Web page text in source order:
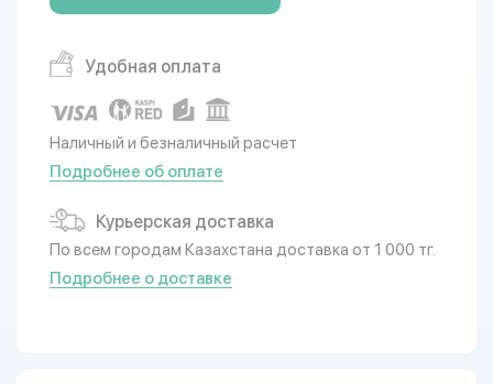
Удобная оплата
Наличный и безналичный расчет
Подробнее об оплате
Курьерская доставка
По всем городам Казахстана доставка от 1 000 тг.
Подробнее о доставке